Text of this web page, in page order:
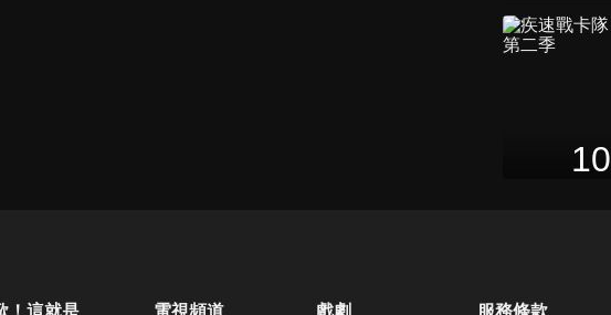
10
歐！這就是人生啊 電視頻道 戲劇 服務條款